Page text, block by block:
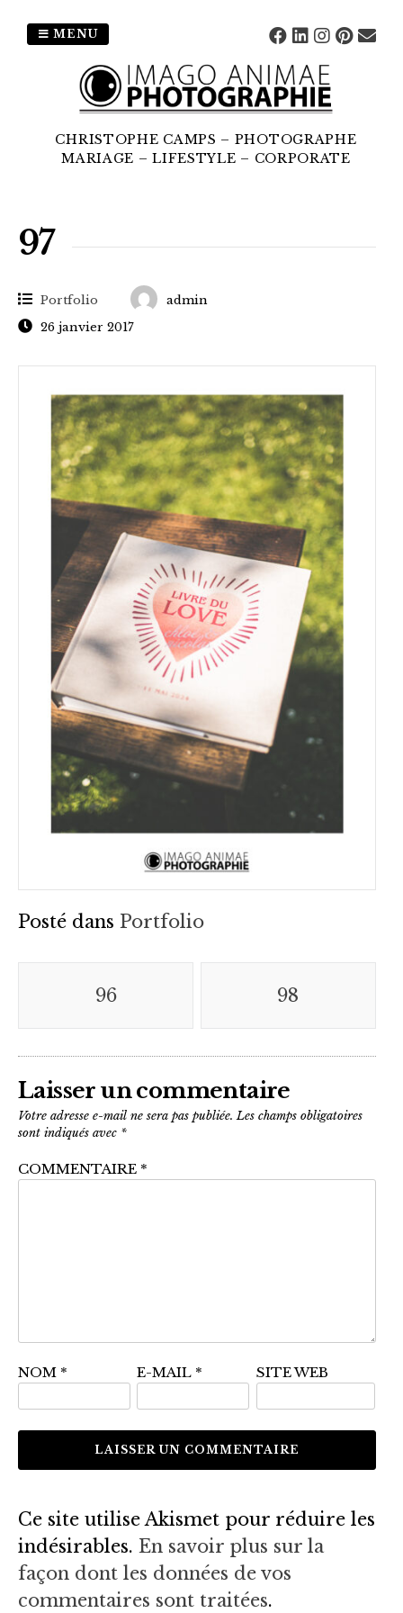
CHRISTOPHE CAMPS – PHOTOGRAPHE
MARIAGE – LIFESTYLE – CORPORATE
MENU
97
Portfolio
admin
26 janvier 2017
Posté dans Portfolio
96 98
Laisser un commentaire
Votre adresse e-mail ne sera pas publiée. Les champs obligatoires
sont indiqués avec *
COMMENTAIRE *
NOM * E-MAIL * SITE WEB
Ce site utilise Akismet pour réduire les
indésirables. En savoir plus sur la
façon dont les données de vos
commentaires sont traitées.